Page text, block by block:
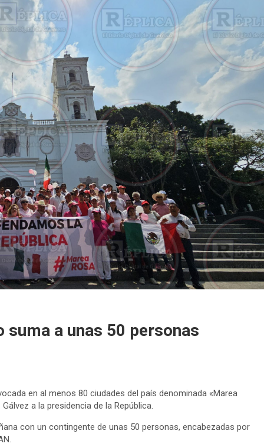
suma a unas 50 personas
en al menos 80 ciudades del país denominada «Marea
a la presidencia de la República.
con un contingente de unas 50 personas, encabezadas por